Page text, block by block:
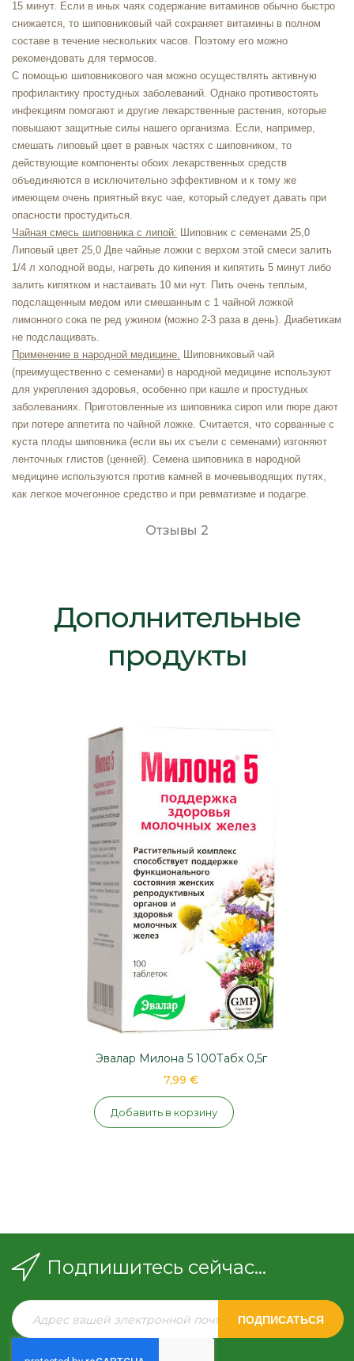
15 минут. Если в иных чаях содержание витаминов обычно быстро
снижается, то шиповниковый чай сохраняет витамины в полном
составе в течение нескольких часов. Поэтому его можно
рекомендовать для термосов.
С помощью шиповникового чая можно осуществлять активную
профилактику простудных заболеваний. Однако противостоять
инфекциям помогают и другие лекарственные растения, которые
повышают защитные силы нашего организма. Если, например,
смешать липовый цвет в равных частях с шиповником, то
действующие компоненты обоих лекарственных средств
объединяются в исключительно эффективном и к тому же
имеющем очень приятный вкус чае, который следует давать при
опасности простудиться.
Чайная смесь шиповника с липой: Шиповник с семенами 25,0
Липовый цвет 25,0 Две чайные ложки с верхом этой смеси залить
1/4 л холодной воды, нагреть до кипения и кипятить 5 минут либо
залить кипятком и настаивать 10 ми нут. Пить очень теплым,
подслащенным медом или смешанным с 1 чайной ложкой
лимонного сока пе ред ужином (можно 2-3 раза в день). Диабетикам
не подслащивать.
Применение в народной медицине. Шиповниковый чай
(преимущественно с семенами) в народной медицине используют
для укрепления здоровья, особенно при кашле и простудных
заболеваниях. Приготовленные из шиповника сироп или пюре дают
при потере аппетита по чайной ложке. Считается, что сорванные с
куста плоды шиповника (если вы их съели с семенами) изгоняют
ленточных глистов (ценней). Семена шиповника в народной
медицине используются против камней в мочевыводящих путях,
как легкое мочегонное средство и при ревматизме и подагре.
Отзывы 2
Дополнительные
продукты
Эвалар Милона 5 100Табх 0,5г
7,99 €
Добавить в корзину
Подпишитесь сейчас...
ПОДПИСАТЬСЯ